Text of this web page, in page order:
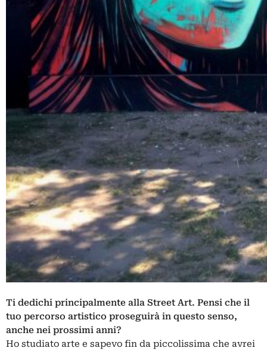
Ti dedichi principalmente alla Street Art. Pensi che il
tuo percorso artistico proseguirà in questo senso,
anche nei prossimi anni?
Ho studiato arte e sapevo fin da piccolissima che avrei